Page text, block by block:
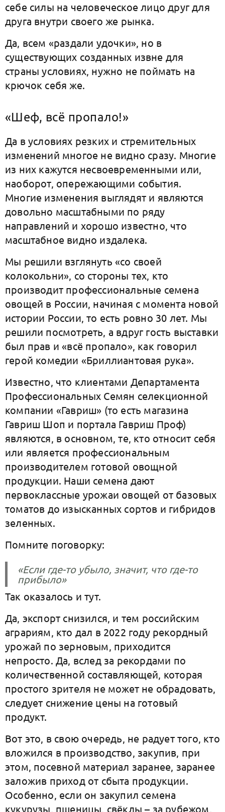
себе силы на человеческое лицо друг для
друга внутри своего же рынка.
Да, всем «раздали удочки», но в
существующих созданных извне для
страны условиях, нужно не поймать на
крючок себя же.
«Шеф, всё пропало!»
Да в условиях резких и стремительных
изменений многое не видно сразу. Многие
из них кажутся несвоевременными или,
наоборот, опережающими события.
Многие изменения выглядят и являются
довольно масштабными по ряду
направлений и хорошо известно, что
масштабное видно издалека.
Мы решили взглянуть «со своей
колокольни», со стороны тех, кто
производит профессиональные семена
овощей в России, начиная с момента новой
истории России, то есть ровно 30 лет. Мы
решили посмотреть, а вдруг гость выставки
был прав и «всё пропало», как говорил
герой комедии «Бриллиантовая рука».
Известно, что клиентами Департамента
Профессиональных Семян селекционной
компании «Гавриш» (то есть магазина
Гавриш Шоп и портала Гавриш Проф)
являются, в основном, те, кто относит себя
или является профессиональным
производителем готовой овощной
продукции. Наши семена дают
первоклассные урожаи овощей от базовых
томатов до изысканных сортов и гибридов
зеленных.
Помните поговорку:
«Если где-то убыло, значит, что где-то
прибыло»
Так оказалось и тут.
Да, экспорт снизился, и тем российским
аграриям, кто дал в 2022 году рекордный
урожай по зерновым, приходится
непросто. Да, вслед за рекордами по
количественной составляющей, которая
простого зрителя не может не обрадовать,
следует снижение цены на готовый
продукт.
Вот это, в свою очередь, не радует того, кто
вложился в производство, закупив, при
этом, посевной материал заранее, заранее
заложив приход от сбыта продукции.
Особенно, если он закупил семена
кукурузы, пшеницы, свёклы – за рубежом,